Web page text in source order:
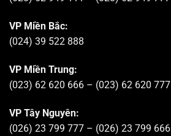
VP Miền Bắc:
(024) 39 522 888
VP Miền Trung:
(023) 62 620 666 – (023) 62 620 777
VP Tây Nguyên:
(026) 23 799 777 – (026) 23 799 666